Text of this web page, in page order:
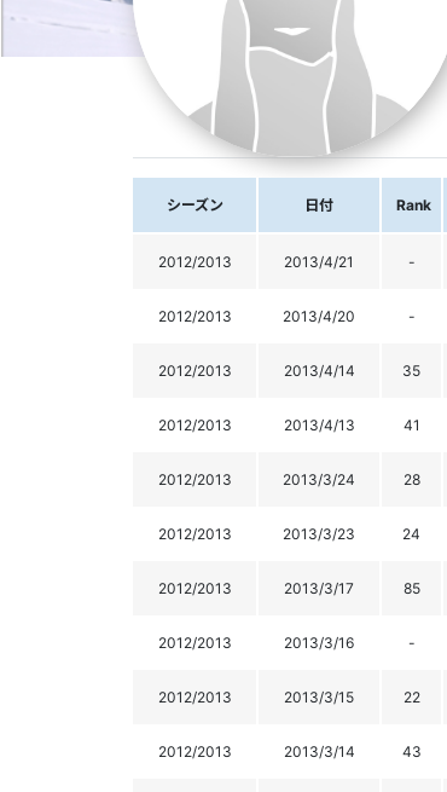
シーズン 日付 Rank
2012/2013 2013/4/21 -
2012/2013 2013/4/20 -
2012/2013 2013/4/14 35
2012/2013 2013/4/13 41
2012/2013 2013/3/24 28
2012/2013 2013/3/23 24
2012/2013 2013/3/17 85
2012/2013 2013/3/16 -
2012/2013 2013/3/15 22
2012/2013 2013/3/14 43